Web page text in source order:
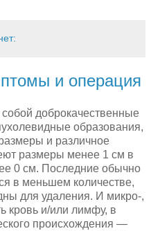
и операция
доброкачест­венные
образования,
и различное
раз­меры менее 1 см в
0 см. Последние обычно
в меньшем количестве,
для удаления. И микро-,
кровь и/или лимфу, в
происхождения —